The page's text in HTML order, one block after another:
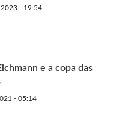
- 19:54
e a copa das
- 05:14